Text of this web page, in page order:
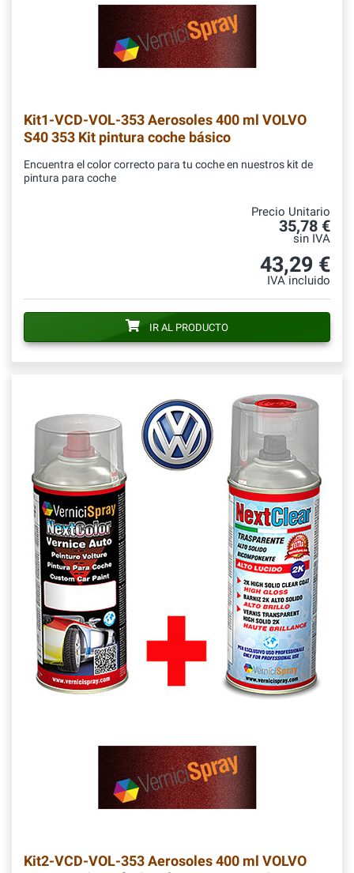
Kit1-VCD-VOL-353Aerosoles 400 ml VOLVO
S40 353 Kit pintura coche básico
Encuentra el color correcto para tu coche en nuestros kit de
pintura para coche
Precio Unitario
35,78 €
sin IVA
43,29 €
IVA incluido
IR AL PRODUCTO
Kit2-VCD-VOL-353Aerosoles 400 ml VOLVO